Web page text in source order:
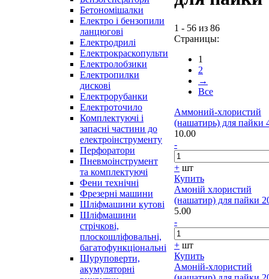
Бетономішалки
Електро і бензопили
ланцюгові
Електродрилі
Електрокраскопульти
Електролобзики
Електропилки
дискові
Електрорубанки
Електроточило
Комплектуючі і
запасні частини до
електроінструменту
Перфоратори
Пневмоінструмент
та комплектуючі
Фени технічні
Фрезерні машини
Шліфмашини кутові
Шліфмашини
стрічкові,
плоскошліфовальні,
багатофункціональні
Шуруповерти,
акумуляторні
1 - 56 из 86
Страницы:
1
2
→
Все
Аммоний-хлористий
(нашатирь) для пайки
10.00
-
+ шт
Купить
Амоній хлористий
(нашатир) для пайки
5.00
-
+ шт
Купить
Амоній-хлористий